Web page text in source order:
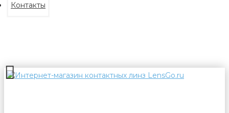
Контакты